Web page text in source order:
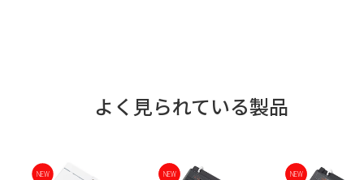
よく見られている製品
NEW NEW
NEW NEW
NEW